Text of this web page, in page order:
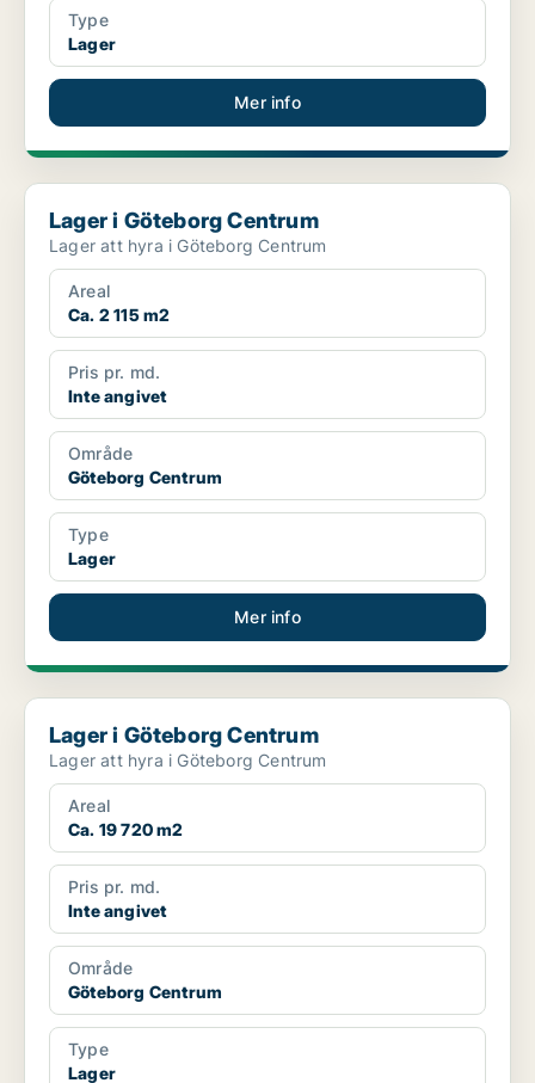
Type
Lager
Mer info
Lager i Göteborg Centrum
Lager i Göteborg Centrum
Lager att hyra i Göteborg Centrum
Areal
Ca. 2 115 m2
Pris pr. md.
Inte angivet
Område
Göteborg Centrum
Type
Lager
Mer info
Lager i Göteborg Centrum
Lager i Göteborg Centrum
Lager att hyra i Göteborg Centrum
Areal
Ca. 19 720 m2
Pris pr. md.
Inte angivet
Område
Göteborg Centrum
Type
Lager